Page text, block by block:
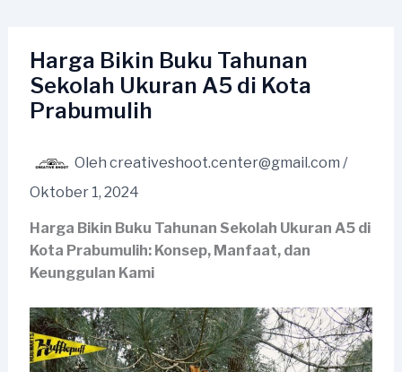
kontenHarga Bikin Buku Tahunan
Sekolah Ukuran A5 di Kota
Prabumulih
Oleh creativeshoot.center@gmail.com /
Oktober 1, 2024
Harga Bikin Buku Tahunan Sekolah Ukuran A5 di
Kota Prabumulih: Konsep, Manfaat, dan
Keunggulan Kami